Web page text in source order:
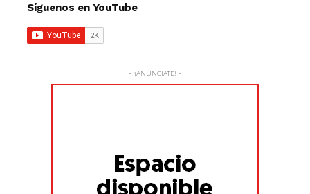
Síguenos en YouTube
- ¡ANÚNCIATE! -